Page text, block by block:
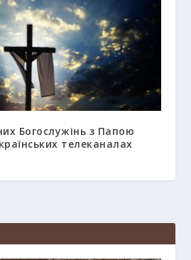
Богослужінь з Папою
телеканалах